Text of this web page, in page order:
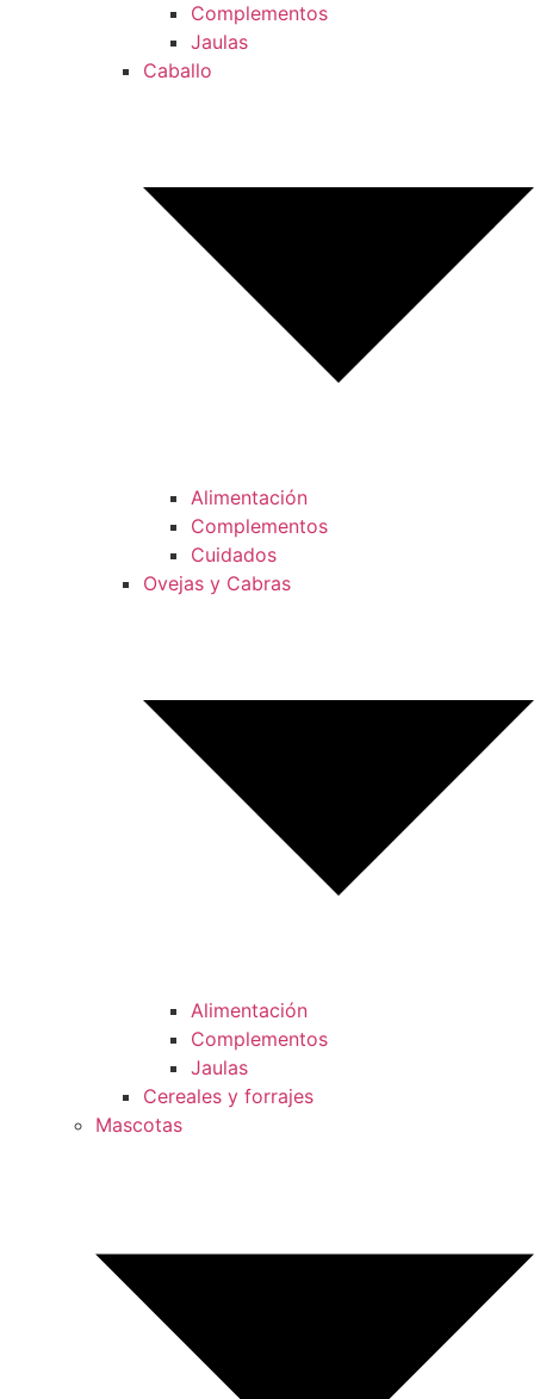
Complementos
Jaulas
Caballo
Alimentación
Complementos
Cuidados
Ovejas y Cabras
Alimentación
Complementos
Jaulas
Cereales y forrajes
Mascotas